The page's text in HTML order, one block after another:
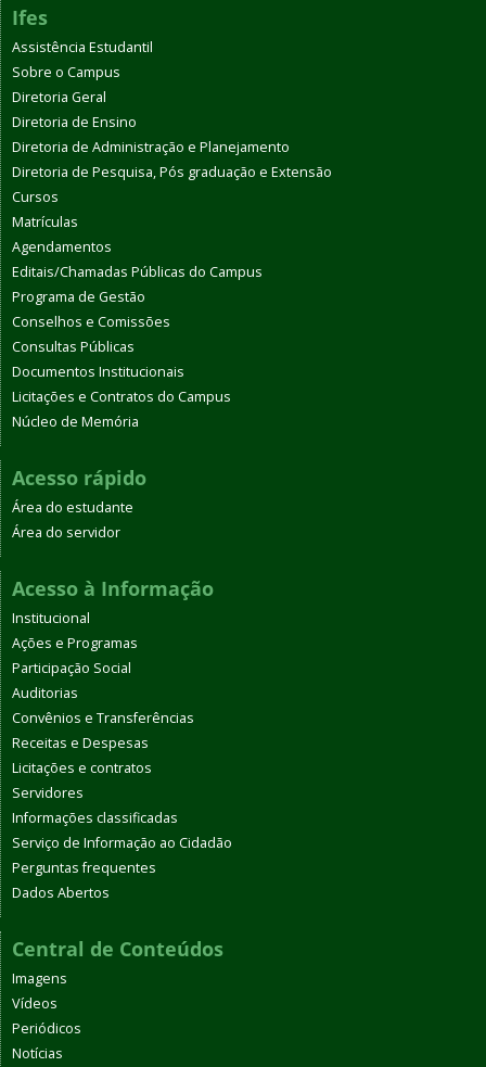
Ifes
Assistência Estudantil
Sobre o Campus
Diretoria Geral
Diretoria de Ensino
Diretoria de Administração e Planejamento
Diretoria de Pesquisa, Pós graduação e Extensão
Cursos
Matrículas
Agendamentos
Editais/Chamadas Públicas do Campus
Programa de Gestão
Conselhos e Comissões
Consultas Públicas
Documentos Institucionais
Licitações e Contratos do Campus
Núcleo de Memória
Acesso rápido
Área do estudante
Área do servidor
Acesso à Informação
Institucional
Ações e Programas
Participação Social
Auditorias
Convênios e Transferências
Receitas e Despesas
Licitações e contratos
Servidores
Informações classificadas
Serviço de Informação ao Cidadão
Perguntas frequentes
Dados Abertos
Central de Conteúdos
Imagens
Vídeos
Periódicos
Notícias